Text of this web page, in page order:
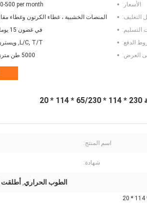
الأسعار:
500 per month
التغليف:
المنصات الخشبية ، غطاء الكرتون وغطاء
التسليم:
في غضون 15 يوما بعد دفع
الدفع:
L/C, T/T, ويسترن يونيون
العرض:
5000 طن متري شهريا
اسم المنتج:
شهادة:
الطوب الحراري, أطلقت